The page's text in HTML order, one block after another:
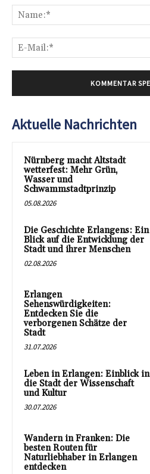
Aktuelle Nachrichten
Nürnberg macht Altstadt
wetterfest: Mehr Grün,
Wasser und
Schwammstadtprinzip
05.08.2026
Die Geschichte Erlangens: Ein
Blick auf die Entwicklung der
Stadt und ihrer Menschen
02.08.2026
Erlangen
Sehenswürdigkeiten:
Entdecken Sie die
verborgenen Schätze der
Stadt
31.07.2026
Leben in Erlangen: Einblick in
die Stadt der Wissenschaft
und Kultur
30.07.2026
Wandern in Franken: Die
besten Routen für
Naturliebhaber in Erlangen
entdecken